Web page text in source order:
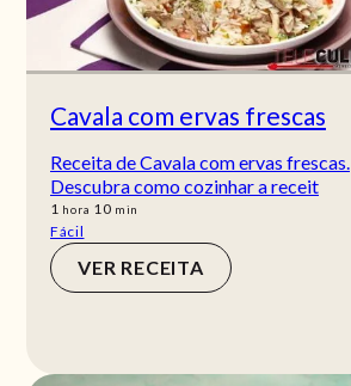
Cavala com ervas frescas
Receita de Cavala com ervas frescas.
Descubra como cozinhar a receit
1 hora
hora 10min
min
Fácil
VER RECEITA